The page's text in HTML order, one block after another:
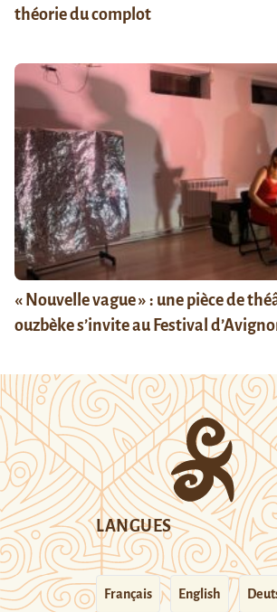
théorie du complot
« Nouvelle vague » : une pièce de
ouzbèke s’invite au Festival
LANGUES
Français English